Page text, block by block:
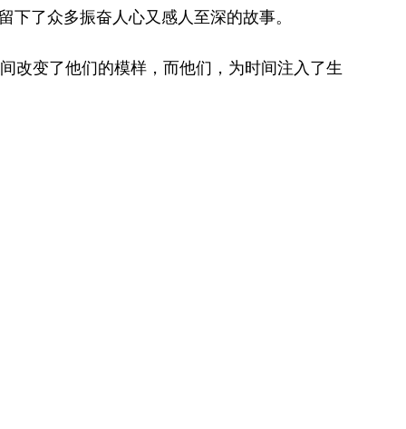
了众多振奋人心又感人至深的故事。
变了他们的模样，而他们，为时间注入了生